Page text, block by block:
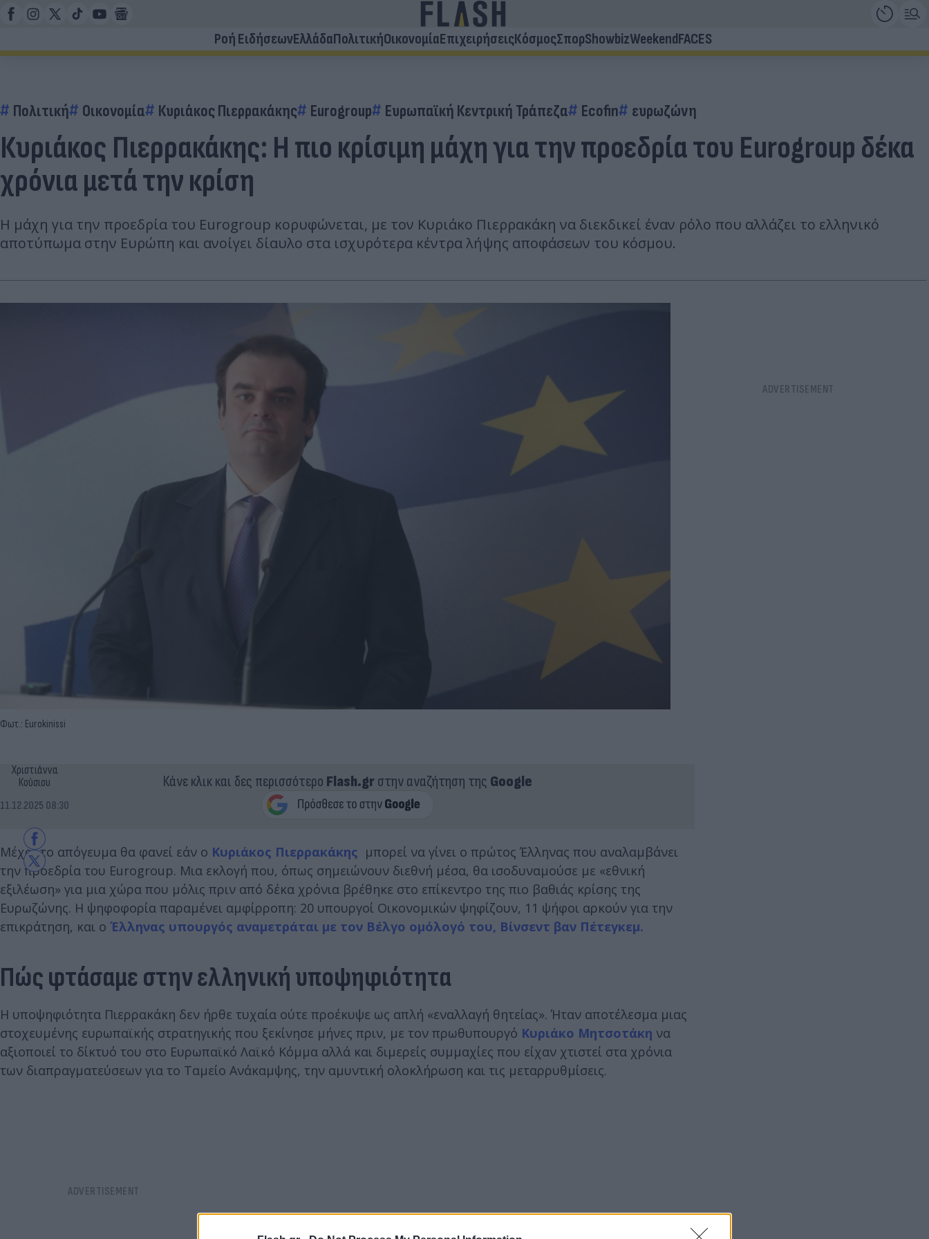
Ροή ΕιδήσεωνΕλλάδαΠολιτικήΟικονομίαΕπιχειρήσειςΚόσμοςΣπορShowbizWeekendFACES
Πολιτική Οικονομία Κυριάκος Πιερρακάκης Eurogroup Ευρωπαϊκή Κεντρική Τράπεζα Ecofin ευρωζώνη
Κυριάκος Πιερρακάκης: Η πιο κρίσιμη μάχη για την προεδρία του Eurogroup δέκα
χρόνια μετά την κρίση
Η μάχη για την προεδρία του Eurogroup κορυφώνεται, με τον Κυριάκο Πιερρακάκη να διεκδικεί έναν ρόλο που αλλάζει το ελληνικό
αποτύπωμα στην Ευρώπη και ανοίγει δίαυλο στα ισχυρότερα κέντρα λήψης αποφάσεων του κόσμου.
Φωτ.: Eurokinissi
Χριστιάννα
Κούσιου
11.12.2025 08:30
Κάνε κλικ και δες περισσότερο Flash.grστην αναζήτηση της Google
Μέχρι το απόγευμα θα φανεί εάν ο Κυριάκος Πιερρακάκης μπορεί να γίνει ο πρώτος Έλληνας που αναλαμβάνει
την προεδρία του Eurogroup. Μια εκλογή που, όπως σημειώνουν διεθνή μέσα, θα ισοδυναμούσε με «εθνική
εξιλέωση» για μια χώρα που μόλις πριν από δέκα χρόνια βρέθηκε στο επίκεντρο της πιο βαθιάς κρίσης της
Ευρωζώνης. Η ψηφοφορία παραμένει αμφίρροπη: 20 υπουργοί Οικονομικών ψηφίζουν, 11 ψήφοι αρκούν για την
επικράτηση, και ο Έλληνας υπουργός αναμετράται με τον Βέλγο ομόλογό του, Βίνσεντ βαν Πέτεγκεμ.
Πώς φτάσαμε στην ελληνική υποψηφιότητα
Η υποψηφιότητα Πιερρακάκη δεν ήρθε τυχαία ούτε προέκυψε ως απλή «εναλλαγή θητείας». Ήταν αποτέλεσμα μιας
στοχευμένης ευρωπαϊκής στρατηγικής που ξεκίνησε μήνες πριν, με τον πρωθυπουργό Κυριάκο Μητσοτάκη να
αξιοποιεί το δίκτυό του στο Ευρωπαϊκό Λαϊκό Κόμμα αλλά και διμερείς συμμαχίες που είχαν χτιστεί στα χρόνια
των διαπραγματεύσεων για το Ταμείο Ανάκαμψης, την αμυντική ολοκλήρωση και τις μεταρρυθμίσεις.